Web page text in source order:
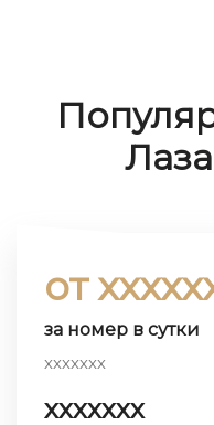
от
за номер в сутки
ххххххх
ххххххх